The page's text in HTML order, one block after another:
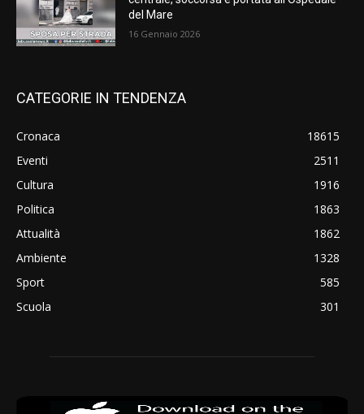
del Mare
16 Gennaio 2026
CATEGORIE IN TENDENZA
Cronaca
18615
Eventi
2511
Cultura
1916
Politica
1863
Attualità
1862
Ambiente
1328
Sport
585
Scuola
301